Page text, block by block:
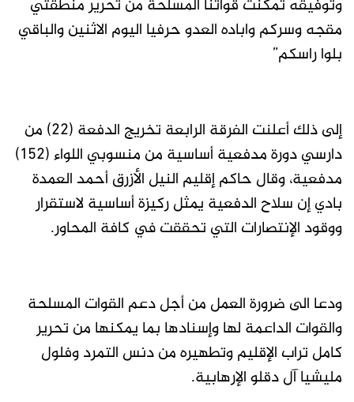
وتوفيقه تمكنت قواتنا المسلحة من تحرير منطقتي
مقجه وسركم واباده العدو حرفيا اليوم الاثنين والباقي
بلوا راسكم”
إلى ذلك أعلنت الفرقة الرابعة تخريج الدفعة (22) من
دارسي دورة مدفعية أساسية من منسوبي اللواء (152)
مدفعية، وقال حاكم إقليم النيل الأزرق أحمد العمدة
بادي إن سلاح الدفعية يمثل ركيزة أساسية لاستقرار
ووقود الإنتصارات التي تحققت في كافة المحاور.
ودعا الى ضرورة العمل من أجل دعم القوات المسلحة
والقوات الداعمة لها وإسنادها بما يمكنها من تحرير
كامل تراب الإقليم وتطهيره من دنس التمرد وفلول
مليشيا آل دقلو الإرهابية.